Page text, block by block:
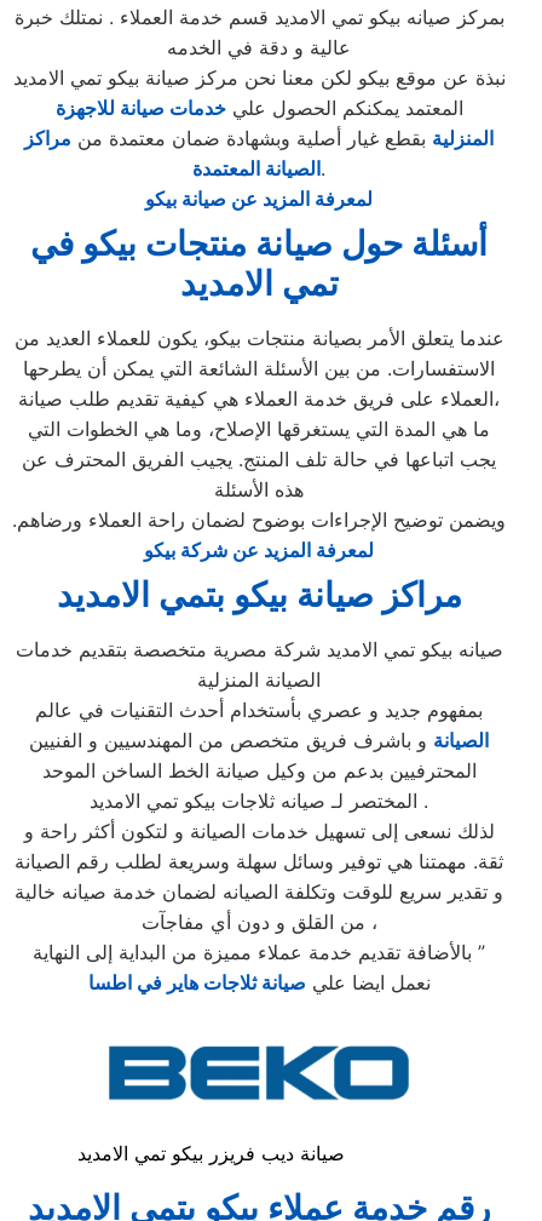
بمركز صيانه بيكو تمي الامديد قسم خدمة العملاء . نمتلك خبرة
عالية و دقة في الخدمه
نبذة عن موقع بيكو لكن معنا نحن مركز صيانة بيكو تمي الامديد
المعتمد يمكنكم الحصول عليخدمات صيانة للاجهزة
المنزلية بقطع غيار أصلية وبشهادة ضمان معتمدة من مراكز
الصيانة المعتمدة.
لمعرفة المزيد عن صيانة بيكو
أسئلة حول صيانة منتجات بيكو في
تمي الامديد
عندما يتعلق الأمر بصيانة منتجات بيكو، يكون للعملاء العديد من
الاستفسارات. من بين الأسئلة الشائعة التي يمكن أن يطرحها
العملاء على فريق خدمة العملاء هي كيفية تقديم طلب صيانة،
ما هي المدة التي يستغرقها الإصلاح، وما هي الخطوات التي
يجب اتباعها في حالة تلف المنتج. يجيب الفريق المحترف عن
هذه الأسئلة
ويضمن توضيح الإجراءات بوضوح لضمان راحة العملاء ورضاهم.
لمعرفة المزيد عن شركة بيكو
مراكز صيانة بيكو بتمي الامديد
صيانه بيكو تمي الامديد شركة مصرية متخصصة بتقديم خدمات
الصيانة المنزلية
بمفهوم جديد و عصري بأستخدام أحدث التقنيات في عالم
الصيانة و باشرف فريق متخصص من المهندسيين و الفنيين
المحترفيين بدعم من وكيل صيانة الخط الساخن الموحد
المختصر لـ صيانه ثلاجات بيكو تمي الامديد .
لذلك نسعى إلى تسهيل خدمات الصيانة و لتكون أكثر راحة و
ثقة. مهمتنا هي توفير وسائل سهلة وسريعة لطلب رقم الصيانة
و تقدير سريع للوقت وتكلفة الصيانه لضمان خدمة صيانه خالية
من القلق و دون أي مفاجآت ،
بالأضافة تقديم خدمة عملاء مميزة من البداية إلى النهاية ”
نعمل ايضا علي صيانة ثلاجات هاير في اطسا
صيانة ديب فريزر بيكو تمي الامديد
رقم خدمة عملاء بيكو بتمي الامديد